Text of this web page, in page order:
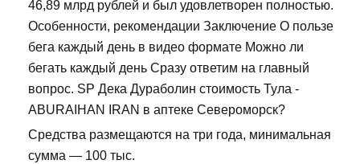
46,89 млрд рублей и был удовлетворен полностью.
Особенности, рекомендации Заключение О пользе
бега каждый день в видео формате Можно ли
бегать каждый день Сразу ответим на главный
вопрос. SP Дека Дураболин стоимость Тула -
ABURAIHAN IRAN в аптеке Североморск?
Средства размещаются на три года, минимальная
сумма — 100 тыс.